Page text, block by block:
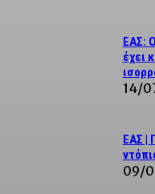
ΕΑΣ:
έχει
14/
ΕΑΣ |
09/